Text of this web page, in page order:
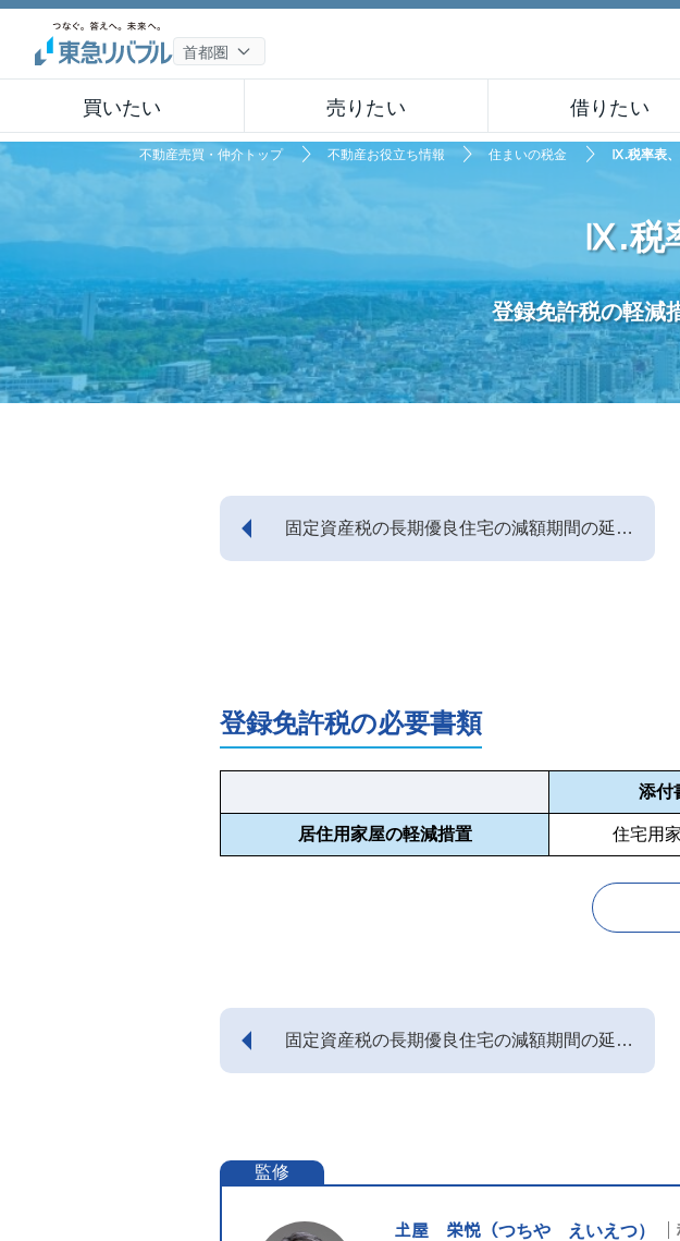
買いたい 売りたい 借りたい
不動産売買・仲介トップ 不動産お役立ち情報 住まいの税金 Ⅸ.税率表
Ⅸ.税
登録免許税の軽減
固定資産税の長期優良住宅の減額期間の延長
登録免許税の必要書類
添付
居住用家屋の軽減措置 住宅用
固定資産税の長期優良住宅の減額期間の延長
監修
𡈽屋 栄悦（つちや えいえつ）